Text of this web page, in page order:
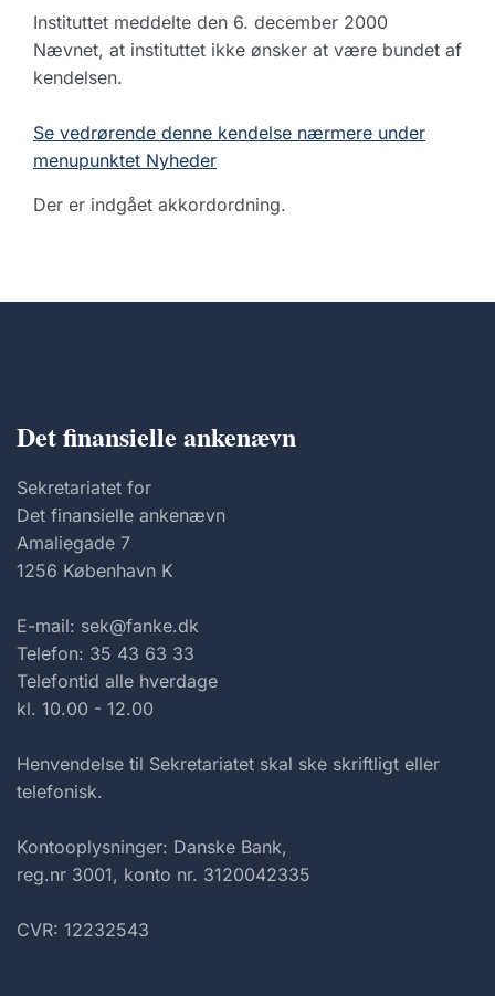
Instituttet meddelte den 6. december 2000
Nævnet, at instituttet ikke ønsker at være bundet af
kendelsen.
Se vedrørende denne kendelse nærmere under
menupunktet Nyheder
Der er indgået akkordordning.
Det finansielle ankenævn
Sekretariatet for
Det finansielle ankenævn
Amaliegade 7
1256 København K
E-mail: sek@fanke.dk
Telefon: 35 43 63 33
Telefontid alle hverdage
kl. 10.00 - 12.00
Henvendelse til Sekretariatet skal ske skriftligt eller
telefonisk.
Kontooplysninger: Danske Bank,
reg.nr 3001, konto nr. 3120042335
CVR: 12232543